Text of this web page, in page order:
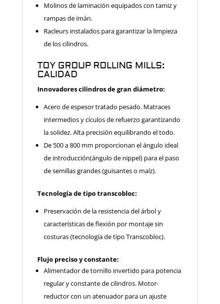
Molinos de laminación equipados con tamiz y
rampas de imán.
Racleurs instalados para garantizar la limpieza
de los cilindros.
TOY GROUP ROLLING MILLS:
CALIDAD
Innovadores cilindros de gran diámetro:
Acero de espesor tratado pesado. Matraces
intermedios y cículos de refuerzo garantizando
la solidez. Alta precisión equilibrando el todo.
De 500 a 800 mm proporcionan el ángulo ideal
de introducción(ángulo de nippel) para el paso
de semillas grandes (guisantes o maíz).
Tecnología de tipo transcobloc:
Preservación de la resistencia del árbol y
características de flexión por montaje sin
costuras (tecnología de tipo Transcobloc).
Flujo preciso y constante:
Alimentador de tornillo invertido para potencia
regular y constante de cilindros. Motor-
reductor con un atenuador para un ajuste